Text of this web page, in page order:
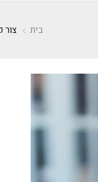
בית צור